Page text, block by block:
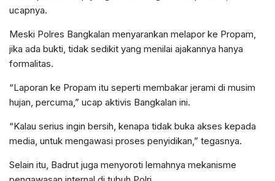
ucapnya.
Meski Polres Bangkalan menyarankan melapor ke Propam,
jika ada bukti, tidak sedikit yang menilai ajakannya hanya
formalitas.
“Laporan ke Propam itu seperti membakar jerami di musim
hujan, percuma,” ucap aktivis Bangkalan ini.
“Kalau serius ingin bersih, kenapa tidak buka akses kepada
media, untuk mengawasi proses penyidikan,” tegasnya.
Selain itu, Badrut juga menyoroti lemahnya mekanisme